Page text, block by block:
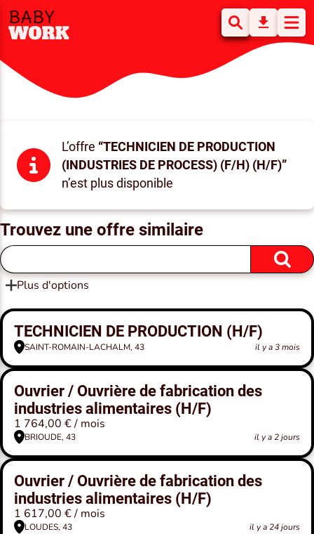
L’offre “TECHNICIEN DE PRODUCTION
(INDUSTRIES DE PROCESS) (F/H) (H/F)”
n’est plus disponible
Trouvez une offre similaire
Plus d'options
TECHNICIEN DE PRODUCTION (H/F)
SAINT-ROMAIN-LACHALM, 43 il y a 3 mois
Ouvrier / Ouvrière de fabrication des
industries alimentaires (H/F)
1 764,00 € / mois
BRIOUDE, 43 il y a 2 jours
Ouvrier / Ouvrière de fabrication des
industries alimentaires (H/F)
1 617,00 € / mois
LOUDES, 43 il y a 24 jours